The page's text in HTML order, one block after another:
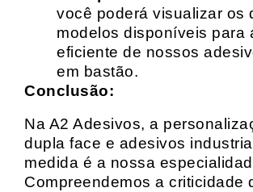
você poderá visualizar os
modelos disponíveis para
eficiente de nossos
em bastão.
Conclusão:
Na A2 Adesivos, a
dupla face e adesivos
medida é a nossa
Compreendemos a criticidade